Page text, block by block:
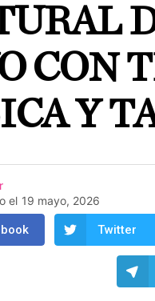
CON
Y
el 19 mayo, 2026
Twitter